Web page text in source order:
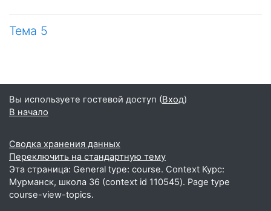
Тема 5
Вы используете гостевой доступ (Вход)
В начало
Сводка хранения данных
Переключить на стандартную тему
Эта страница: General type: course. Context Курс:
Мурманск, школа 36 (context id 110545). Page type
course-view-topics.